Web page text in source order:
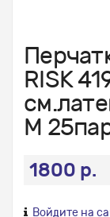
RISK
М
1800 р.
Войдите на